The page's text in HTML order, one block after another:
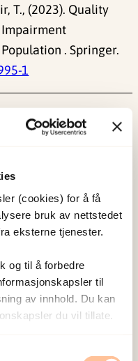
(cookies) for å få
bruk av nettstedet
eksterne tjenester.
og til å forbedre
til
av innhold. Du kan
du vil tillate.
T., (2023). Quality
. Springer.
1
og kompetanse
helsemessige og
og traumatisk